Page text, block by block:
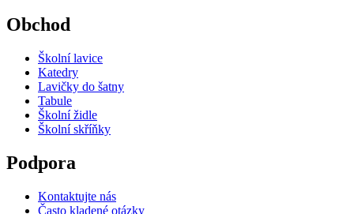
Obchod
Školní lavice
Katedry
Lavičky do šatny
Tabule
Školní židle
Školní skříňky
Podpora
Kontaktujte nás
Často kladené otázky